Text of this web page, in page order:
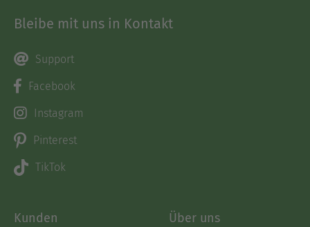
Bleibe mit uns in Kontakt
Support
Facebook
Instagram
Pinterest
TikTok
Kunden Über uns